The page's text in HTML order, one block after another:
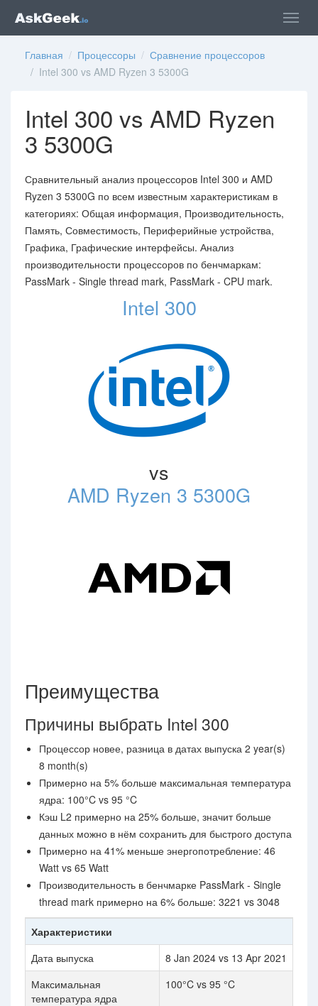
Главная / Процессоры / Сравнение процессоров
/ Intel 300 vs AMD Ryzen 3 5300G
Intel 300 vs AMD Ryzen
3 5300G
Сравнительный анализ процессоров Intel 300 и AMD
Ryzen 3 5300G по всем известным характеристикам в
категориях: Общая информация, Производительность,
Память, Совместимость, Периферийные устройства,
Графика, Графические интерфейсы. Анализ
производительности процессоров по бенчмаркам:
PassMark - Single thread mark, PassMark - CPU mark.
Intel 300
vs
AMD Ryzen 3 5300G
Преимущества
Причины выбрать Intel 300
Процессор новее, разница в датах выпуска 2 year(s)
8 month(s)
Примерно на 5% больше максимальная температура
ядра: 100°C vs 95 °C
Кэш L2 примерно на 25% больше, значит больше
данных можно в нём сохранить для быстрого доступа
Примерно на 41% меньше энергопотребление: 46
Watt vs 65 Watt
Производительность в бенчмарке PassMark - Single
thread mark примерно на 6% больше: 3221 vs 3048
Характеристики
Дата выпуска
8 Jan 2024 vs 13 Apr 2021
Максимальная
температура ядра
100°C vs 95 °C